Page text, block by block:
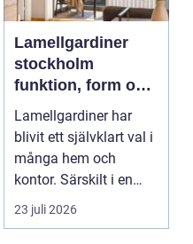
Lamellgardiner
stockholm
funktion, form och
smart solskydd
Lamellgardiner har
blivit ett självklart val i
många hem och
kontor. Särskilt i en
stad som Stockhol...
23 juli 2026